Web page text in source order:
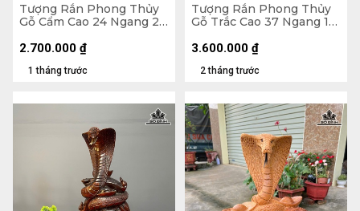
Tượng Rắn Phong Thủy
Gỗ Cẩm Cao 24 Ngang 23
1 tháng trước
2.700.000 ₫
Tượng Rắn Phong Thủy
Gỗ Trắc Cao 37 Ngang 15
2 tháng trước
3.600.000 ₫